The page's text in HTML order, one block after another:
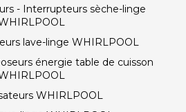
- Interrupteurs sèche-linge
lave-linge WHIRLPOOL
énergie table de cuisson
WHIRLPOOL